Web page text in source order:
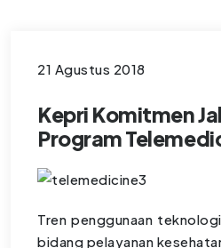
21 Agustus 2018
Kepri Komitmen
Program
Tren penggunaan
bidang pelayanan